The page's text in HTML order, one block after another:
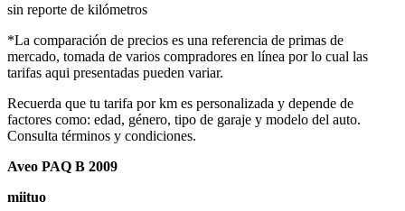
sin reporte de kilómetros
*La comparación de precios es una referencia de primas de
mercado, tomada de varios compradores en línea por lo cual las
tarifas aqui presentadas pueden variar.
Recuerda que tu tarifa por km es personalizada y depende de
factores como: edad, género, tipo de garaje y modelo del auto.
Consulta términos y condiciones.
Aveo PAQ B 2009
miituo